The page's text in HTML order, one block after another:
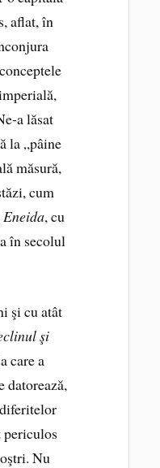
aflat, în
lăsat
la „pâine
măsură,
cum
Eneida, cu
în secolul
şi cu atât
şi
care a
datorează,
periculos
Nu